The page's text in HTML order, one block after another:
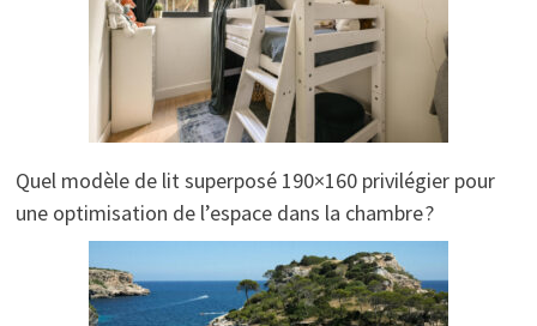
Quel modèle de lit superposé 190×160 privilégier pour
une optimisation de l’espace dans la chambre ?